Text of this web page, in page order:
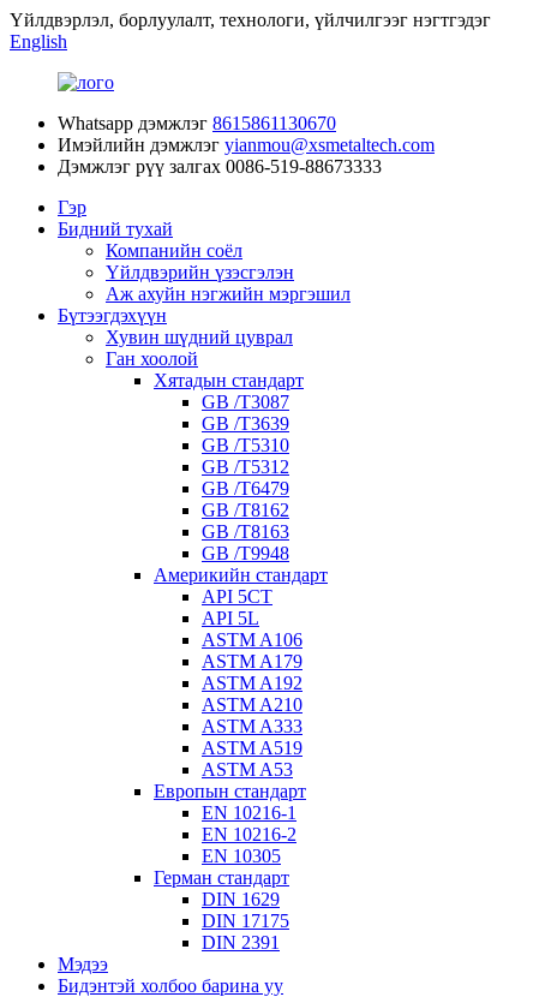
Үйлдвэрлэл, борлуулалт, технологи, үйлчилгээг нэгтгэдэг
English
Whatsapp дэмжлэг 8615861130670
Имэйлийн дэмжлэг yianmou@xsmetaltech.com
Дэмжлэг рүү залгах 0086-519-88673333
Гэр
Бидний тухай
Компанийн соёл
Үйлдвэрийн үзэсгэлэн
Аж ахуйн нэгжийн мэргэшил
Бүтээгдэхүүн
Хувин шүдний цуврал
Ган хоолой
Хятадын стандарт
GB /T3087
GB /T3639
GB /T5310
GB /T5312
GB /T6479
GB /T8162
GB /T8163
GB /T9948
Америкийн стандарт
API 5CT
API 5L
ASTM A106
ASTM A179
ASTM A192
ASTM A210
ASTM A333
ASTM A519
ASTM A53
Европын стандарт
EN 10216-1
EN 10216-2
EN 10305
Герман стандарт
DIN 1629
DIN 17175
DIN 2391
Мэдээ
Бидэнтэй холбоо барина уу